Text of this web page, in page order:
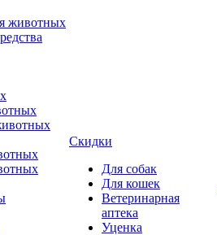
животных
Скидки
Для собак
Для кошек
Ветеринарная
аптека
Уценка